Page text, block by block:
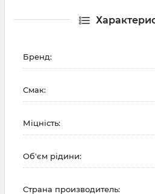
Бренд:
Смак:
Міцність:
Об'єм рідини:
Страна производитель: